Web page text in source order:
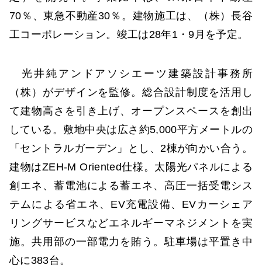
70％、東急不動産30％。建物施工は、（株）長谷
工コーポレーション。竣工は28年1・9月を予定。
光井純アンドアソシエーツ建築設計事務所
（株）がデザインを監修。総合設計制度を活用し
て建物高さを引き上げ、オープンスペースを創出
している。敷地中央は広さ約5,000平方メートルの
「セントラルガーデン」とし、2棟が向かい合う。
建物はZEH-M Oriented仕様。太陽光パネルによる
創エネ、蓄電池による蓄エネ、高圧一括受電シス
テムによる省エネ、EV充電設備、EVカーシェア
リングサービスなどエネルギーマネジメントを実
施。共用部の一部電力を賄う。駐車場は平置き中
心に383台。